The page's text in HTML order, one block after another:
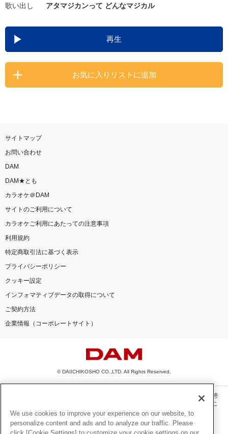
DAMの新曲・ランキングなど
カラオケ最新情報をチェック！
歌い出し
アタマジカンって どんなマジカル
再生
お気に入りリストに追加
サイトマップ
お問い合わせ
DAM
DAM★とも
カラオケ＠DAM
サイトのご利用について
カラオケご利用にあたっての注意事項
利用規約
特定商取引法に基づく表示
プライバシーポリシー
クッキー設定
インフォマティブデータの取得について
ご契約方法
企業情報（コーポレートサイト）
© DAIICHIKOSHO CO.,LTD. All Rights Reserved.
このサイトに掲載されている一切の文章・画像・写真・動画・音声等を、手段や形態
を問わず、著作権法の定める範囲を超えて無断で複製、転載、ファイル化などするこ
とを禁じます。
楽曲及びコンテンツは、機種によりご利用いただけない場合があります。
We use cookies to improve your experience on our website, to
personalize content and ads and to analyze our traffic. Please